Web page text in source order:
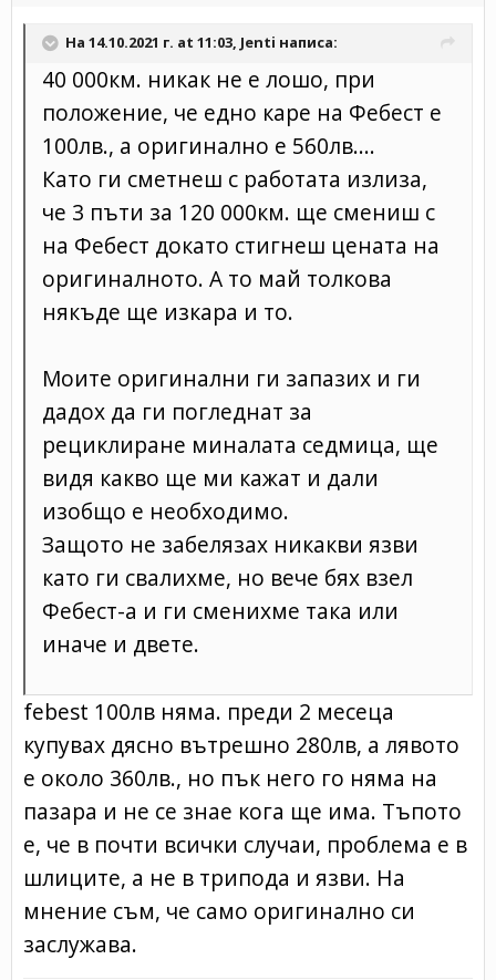
На 14.10.2021 г. at 11:03, Jenti написа:
40 000км. никак не е лошо, при
положение, че едно каре на Фебест е
100лв., а оригинално е 560лв....
Като ги сметнеш с работата излиза,
че 3 пъти за 120 000км. ще смениш с
на Фебест докато стигнеш цената на
оригиналното. А то май толкова
някъде ще изкара и то.
Моите оригинални ги запазих и ги
дадох да ги погледнат за
рециклиране миналата седмица, ще
видя какво ще ми кажат и дали
изобщо е необходимо.
Защото не забелязах никакви язви
като ги свалихме, но вече бях взел
Фебест-а и ги сменихме така или
иначе и двете.
febest 100лв няма. преди 2 месеца
купувах дясно вътрешно 280лв, а лявото
е около 360лв., но пък него го няма на
пазара и не се знае кога ще има. Тъпото
е, че в почти всички случаи, проблема е в
шлиците, а не в трипода и язви. На
мнение съм, че само оригинално си
заслужава.